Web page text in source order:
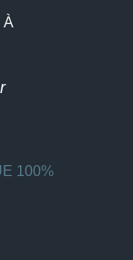
À
100%